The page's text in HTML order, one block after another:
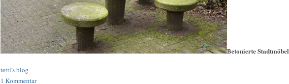
Betonierte Stadtmöbel
tetti's blog
1 Kommentar